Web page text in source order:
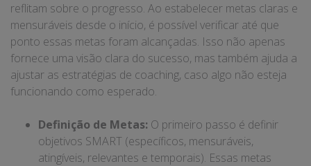
reflitam sobre o progresso. Ao estabelecer metas claras e
mensuráveis desde o início, é possível verificar até que
ponto essas metas foram alcançadas. Isso não apenas
fornece uma visão clara do sucesso, mas também ajuda a
ajustar as estratégias de coaching, caso algo não esteja
funcionando como esperado.
Definição de Metas: O primeiro passo é definir
objetivos SMART (específicos, mensuráveis,
atingíveis, relevantes e temporais). Essas metas